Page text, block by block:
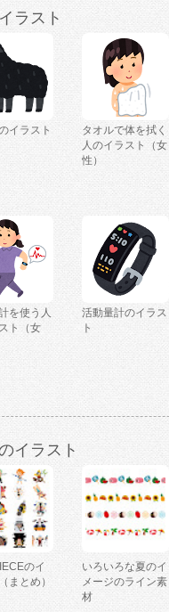
ラスト
イラスト
タオルで体を拭く
人のイラスト（女
性）
を使う人
ト（女
活動量計のイラス
ト
イラスト
のイ
まとめ）
いろいろな夏のイ
メージのライン素
材